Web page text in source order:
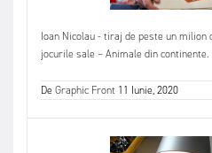
Ioan Nicolau - tiraj de peste un milion
jocurile sale – Animale din continente.
DeGraphic Front 11 Iunie, 2020